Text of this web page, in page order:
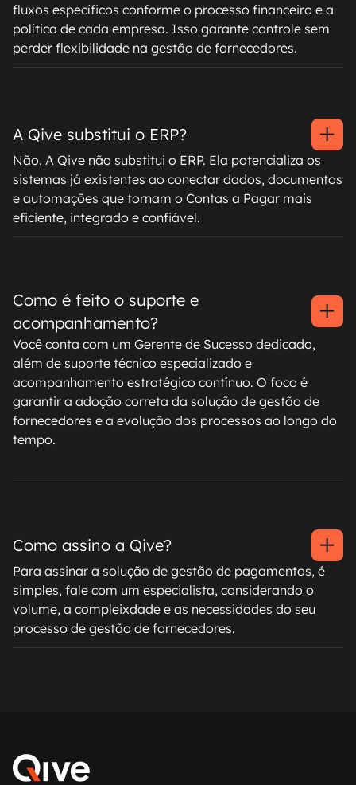
fluxos específicos conforme o processo financeiro e a
política de cada empresa. Isso garante controle sem
perder flexibilidade na gestão de fornecedores.
A Qive substitui o ERP?
Não. A Qive não substitui o ERP. Ela potencializa os
sistemas já existentes ao conectar dados, documentos
e automações que tornam o Contas a Pagar mais
eficiente, integrado e confiável.
Como é feito o suporte e
acompanhamento?
Você conta com um Gerente de Sucesso dedicado,
além de suporte técnico especializado e
acompanhamento estratégico contínuo. O foco é
garantir a adoção correta da solução de gestão de
fornecedores e a evolução dos processos ao longo do
tempo.
Como assino a Qive?
Para assinar a solução de gestão de pagamentos, é
simples, fale com um especialista, considerando o
volume, a compleixdade e as necessidades do seu
processo de gestão de fornecedores.